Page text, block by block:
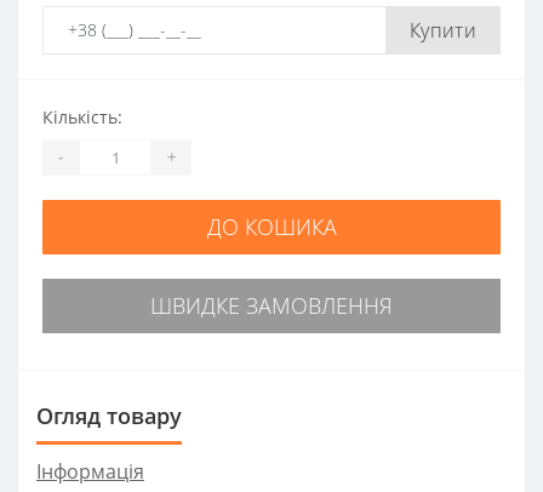
Купити
Кількість:
- +
ДО КОШИКА
ШВИДКЕ ЗАМОВЛЕННЯ
Огляд товару
Інформація